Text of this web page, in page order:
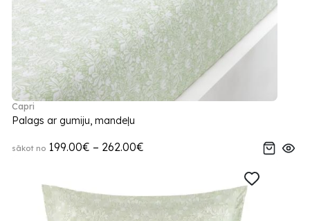
Capri
Palags ar gumiju, mandeļu
sākot no 199.00€ – 262.00€